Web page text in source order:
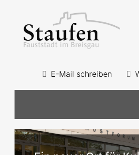
E-Mail schreiben